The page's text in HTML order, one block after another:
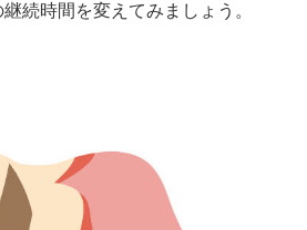
続時間を変えてみましょう。